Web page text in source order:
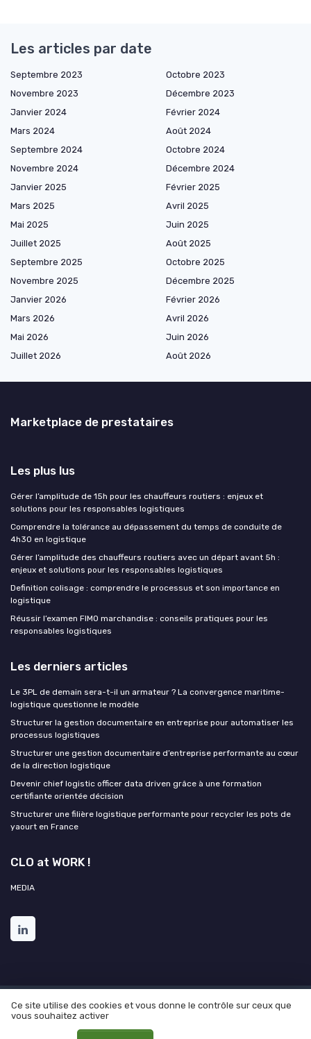
Les articles par date
Septembre 2023
Octobre 2023
Novembre 2023
Décembre 2023
Janvier 2024
Février 2024
Mars 2024
Août 2024
Septembre 2024
Octobre 2024
Novembre 2024
Décembre 2024
Janvier 2025
Février 2025
Mars 2025
Avril 2025
Mai 2025
Juin 2025
Juillet 2025
Août 2025
Septembre 2025
Octobre 2025
Novembre 2025
Décembre 2025
Janvier 2026
Février 2026
Mars 2026
Avril 2026
Mai 2026
Juin 2026
Juillet 2026
Août 2026
Marketplace de prestataires
Les plus lus
Gérer l’amplitude de 15h pour les chauffeurs routiers : enjeux et
solutions pour les responsables logistiques
Comprendre la tolérance au dépassement du temps de conduite de
4h30 en logistique
Gérer l’amplitude des chauffeurs routiers avec un départ avant 5h :
enjeux et solutions pour les responsables logistiques
Definition colisage : comprendre le processus et son importance en
logistique
Réussir l’examen FIMO marchandise : conseils pratiques pour les
responsables logistiques
Les derniers articles
Le 3PL de demain sera-t-il un armateur ? La convergence maritime-
logistique questionne le modèle
Structurer la gestion documentaire en entreprise pour automatiser les
processus logistiques
Structurer une gestion documentaire d’entreprise performante au cœur
de la direction logistique
Devenir chief logistic officer data driven grâce à une formation
certifiante orientée décision
Structurer une filière logistique performante pour recycler les pots de
yaourt en France
CLO at WORK !
MEDIA
Mentions légales Politique de confidentialité
Grande
enquête 2025 sur l'IA et les directions logistiques
Ce site utilise des cookies et vous donne le contrôle sur ceux que
vous souhaitez activer